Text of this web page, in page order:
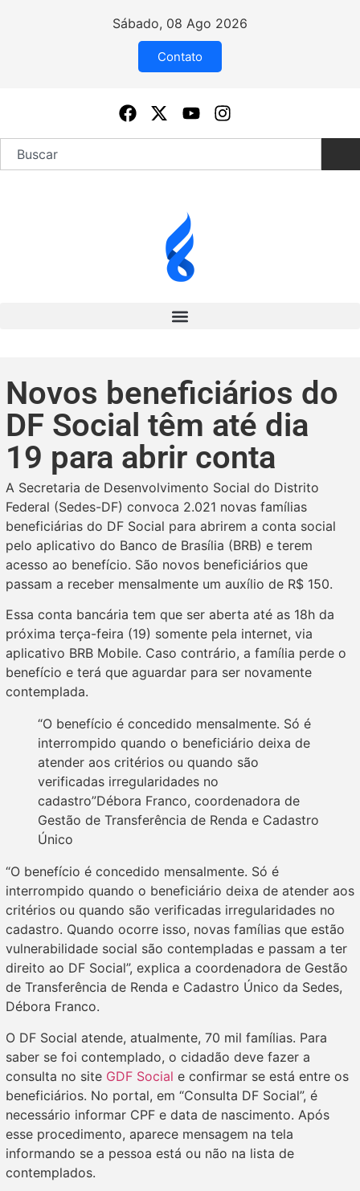
Sábado, 08 Ago 2026
Contato
Novos beneficiários do
DF Social têm até dia
19 para abrir conta
A Secretaria de Desenvolvimento Social do Distrito
Federal (Sedes-DF) convoca 2.021 novas famílias
beneficiárias do DF Social para abrirem a conta social
pelo aplicativo do Banco de Brasília (BRB) e terem
acesso ao benefício. São novos beneficiários que
passam a receber mensalmente um auxílio de R$ 150.
Essa conta bancária tem que ser aberta até as 18h da
próxima terça-feira (19) somente pela internet, via
aplicativo BRB Mobile. Caso contrário, a família perde o
benefício e terá que aguardar para ser novamente
contemplada.
“O benefício é concedido mensalmente. Só é
interrompido quando o beneficiário deixa de
atender aos critérios ou quando são
verificadas irregularidades no
cadastro”Débora Franco, coordenadora de
Gestão de Transferência de Renda e Cadastro
Único
“O benefício é concedido mensalmente. Só é
interrompido quando o beneficiário deixa de atender aos
critérios ou quando são verificadas irregularidades no
cadastro. Quando ocorre isso, novas famílias que estão
vulnerabilidade social são contempladas e passam a ter
direito ao DF Social”, explica a coordenadora de Gestão
de Transferência de Renda e Cadastro Único da Sedes,
Débora Franco.
O DF Social atende, atualmente, 70 mil famílias. Para
saber se foi contemplado, o cidadão deve fazer a
consulta no site GDF Social e confirmar se está entre os
beneficiários. No portal, em “Consulta DF Social”, é
necessário informar CPF e data de nascimento. Após
esse procedimento, aparece mensagem na tela
informando se a pessoa está ou não na lista de
contemplados.